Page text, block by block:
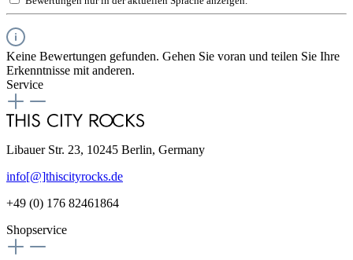
Keine Bewertungen gefunden. Gehen Sie voran und teilen Sie Ihre
Erkenntnisse mit anderen.
Service
Libauer Str. 23, 10245 Berlin, Germany
info[@]thiscityrocks.de
+49 (0) 176 82461864
Shopservice